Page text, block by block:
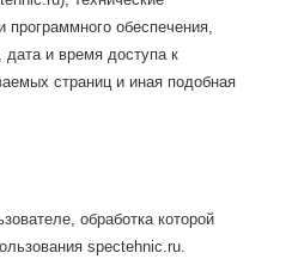
программного обеспечения,
и время доступа к
страниц и иная подобная
обработка которой
spectehnic.ru.